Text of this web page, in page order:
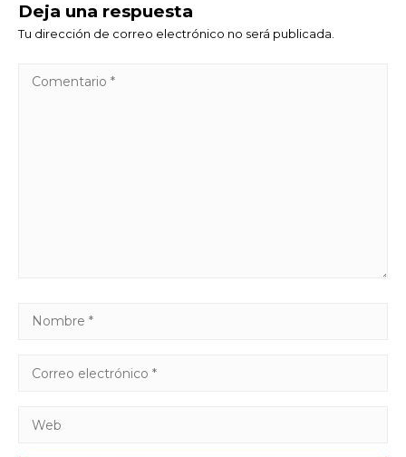
Deja una respuesta
Tu dirección de correo electrónico no será publicada.